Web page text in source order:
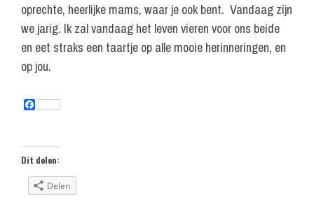
oprechte, heerlijke mams, waar je ook bent. Vandaag zijn
we jarig. Ik zal vandaag het leven vieren voor ons beide
en eet straks een taartje op alle mooie herinneringen, en
op jou.
F
b
o
k
Dit delen:
Delen